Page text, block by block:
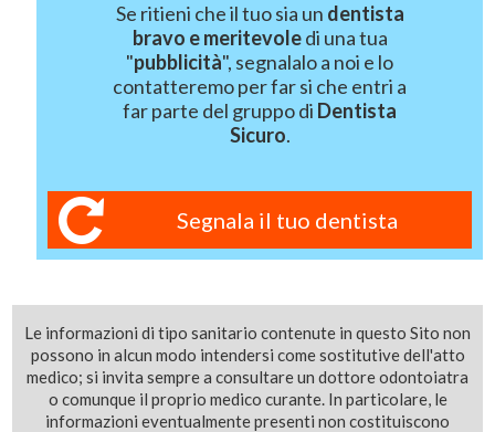
Se ritieni che il tuo sia un dentista
bravo e meritevoledi una tua
"pubblicità", segnalalo a noi e lo
contatteremo per far si che entri a
far parte del gruppo di Dentista
Sicuro.
Segnala il tuo dentista
Le informazioni di tipo sanitario contenute in questo Sito non
possono in alcun modo intendersi come sostitutive dell'atto
medico; si invita sempre a consultare un dottore odontoiatra
o comunque il proprio medico curante. In particolare, le
informazioni eventualmente presenti non costituiscono